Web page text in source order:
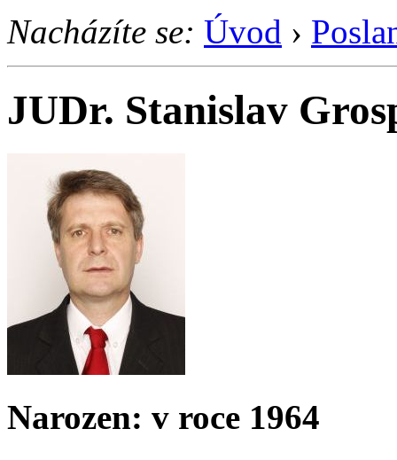
Nacházíte se: Úvod ›
JUDr. Stanislav
Narozen: v roce 1964